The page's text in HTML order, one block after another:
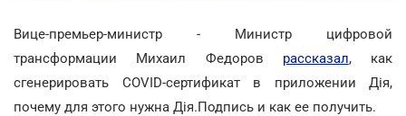
Вице-премьер-министр - Министр цифровой
трансформации Михаил Федоров рассказал, как
сгенерировать COVID-сертификат в приложении Дія,
почему для этого нужна Дія.Подпись и как ее получить.